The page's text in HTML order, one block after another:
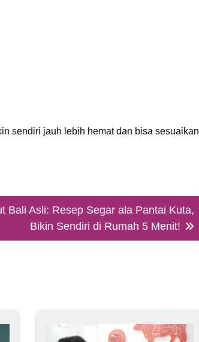
sendiri jauh lebih hemat dan bisa sesuaikan
Bali Asli: Resep Segar ala Pantai Kuta,
Bikin Sendiri di Rumah 5 Menit!